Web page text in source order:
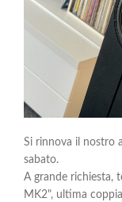
Si rinnova il nostro
sabato.
A grande richiesta,
MK2", ultima